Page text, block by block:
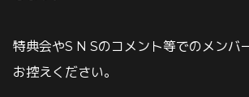
特典会やS N Sのコメント等でのメンバ
お控えください。